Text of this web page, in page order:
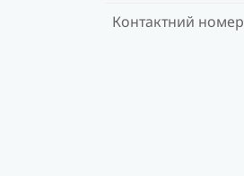
Контактний номер